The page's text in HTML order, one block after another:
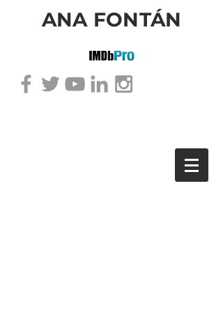
ANA FONTÁN